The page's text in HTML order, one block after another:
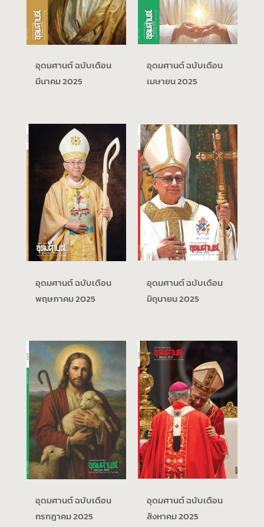
อุดมศานต์ ฉบับเดือน
มีนาคม 2025
อุดมศานต์ ฉบับเดือน
เมษายน 2025
อุดมศานต์ ฉบับเดือน
พฤษภาคม 2025
อุดมศานต์ ฉบับเดือน
มิถุนายน 2025
อุดมศานต์ ฉบับเดือน
กรกฎาคม 2025
อุดมศานต์ ฉบับเดือน
สิงหาคม 2025